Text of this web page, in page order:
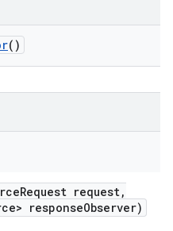
()
Request request,
responseObserver)